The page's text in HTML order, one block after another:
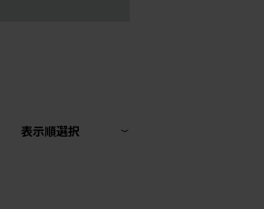
表示順選択